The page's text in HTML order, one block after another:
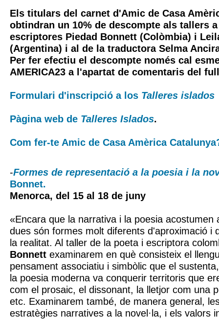
Els titulars del carnet d'Amic de Casa
obtindran un 10% de descompte als tallers
escriptores Piedad Bonnett (Colòmbia) i
(Argentina) i al de la traductora Selma
Per fer efectiu el descompte només cal
AMERICA23 a l'apartat de comentaris del
Formulari d'inscripció a los Talleres islados
Pàgina web de Talleres Islados.
Com fer-te Amic de Casa Amèrica
-Formes de representació a la poesia i la
Bonnet.
Menorca, del 15 al 18 de juny
«Encara que la narrativa i la poesia acostumen
dues són formes molt diferents d'aproximació i
la realitat. Al taller de la poeta i escriptora
Bonnett examinarem en què consisteix el
pensament associatiu i simbòlic que el
la poesia moderna va conquerir territoris que
com el prosaic, el dissonant, la lletjor com una
etc. Examinarem també, de manera general,
estratègies narratives a la novel·la, i els valors